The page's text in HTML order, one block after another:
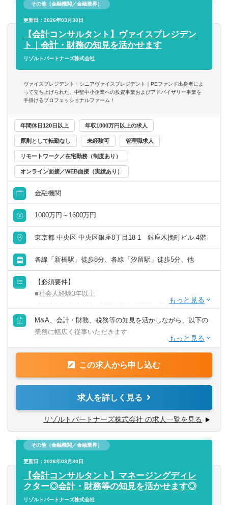
る方
■常にクライアントにとってのベストを考え行動できる方
■一緒に会社を創っていくことへの興味・関心
- 上場準備関連書類作成支援
- 社内規程の整備支援 等
■内部統制・ガバナンス構築支援
■CFO/管理部長代行支援
くことも可能
※ご希望に応じて、投資業務とアドバイザリー業務の両方
に従事いただくこともできます
【投資業務】
■投資案件のソーシング、提案資料の作成、ビジネス・財務
分析、バリュエーション、投資採算分析、DD対応、契約交
渉、投資先の経営支援など、投資業務全般に一気通貫で幅
広く関与いただきます
なります
【ポジションの魅力】
手を挙げれば投資業務やマネジメントキャリアにも挑戦で
きるなど、アドバイザーの域を超えた更なるキャリアアッ
プも可能◎
■業界トップクラスの業務の幅広さ
- メンバーの希望やキャリアに合わせて、M&AからIPO支
援・経理支援に至るまで幅広い業務に関与可能
- 関与できる業務の幅広さはトップクラスであると自負
■経験豊富なメンバーによる充実したサポート体制
- 経験豊富なメンバーがフォローする体制により、初めての
- 書籍購入支援や研修参加等、キャリアアップ・自己研鑽機
会も豊富
■投資業務やマネジメントキャリアへのチャレンジ
- 投資先の取締役就任を通じて、経営に関与することも可能
■スタートアップならではの裁量の大きさ
- 個人の裁量が大きい環境での業務が可能
- 立場や役職関係なく意見交換ができ、かつ、それが実行さ
その他（金融機関／金融業界）
更新日：2026年03月30日
【会計コンサルタント】ヴァイスプレジデン
ト｜会計・財務の知見を活かせます
リゾルトパートナーズ株式会社
ヴァイスプレジデント・シニアヴァイスプレジデント｜PEファンド出身者によ
って立ち上げられた、中堅中小企業への投資事業およびアドバイザリー事業を
手掛けるプロフェッショナルファーム！
年間休日120日以上 年収1000万円以上の求人
原則として転勤なし 未経験可 管理職求人
リモートワーク／在宅勤務（制度あり）
オンライン面接／WEB面接（実績あり）
金融機関
1000万円～1600万円
東京都 中央区 中央区銀座8丁目18-1 銀座木挽町ビル 4階
各線「新橋駅」徒歩8分、各線「汐留駅」徒歩5分、他
【必須要件】
■社会人経験3年以上
■M&Aもしくは会計・財務に対する興味・関心
【歓迎要件】
■コンサルティングファーム/FASでの実務経験2年以上
■監査法人、事業会社での経理・財務
務経験を幅広く積みたい方も歓迎）
【求める人物像】
■会計や財務領域でキャリアを積みたい方
■当事者意識を持ち、業務の枠に囚われず能動的に行動でき
る方
■常にクライアントにとってのベストを考え行動できる方
■一緒に会社を創っていくことへの興味・関心
M&A、会計・財務、税務等の知見を活かしながら、以下の
業務に幅広く従事いただきます
■M&Aアドバイザリー
- ファイナンシャルアドバイザリー
- デューデリジェンス（財務・税務DD、ビジネスDD等）
- PMI（M&A後の統合計画策定支援、管理体制構築支援等）
- 上場準備関連書類作成支援
- 社内規程の整備支援 等
■内部統制・ガバナンス構築支援
■CFO/管理部長代行支援
この求人から申し込む
求人を詳しく見る
リゾルトパートナーズ株式会社 の求人一覧を見る
その他（金融機関／金融業界）
更新日：2026年03月30日
【会計コンサルタント】マネージングディレ
クター◎会計・財務等の知見を活かせます◎
リゾルトパートナーズ株式会社